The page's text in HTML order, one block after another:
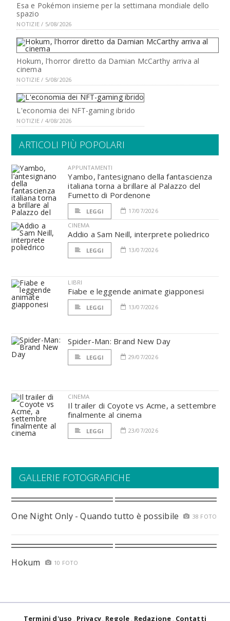
Esa e Pokémon insieme per la settimana mondiale dello
spazio
NOTIZIE / 5/08/2026
Hokum, l'horror diretto da Damian McCarthy arriva al
cinema
NOTIZIE / 5/08/2026
L'economia dei NFT-gaming ibrido
NOTIZIE / 4/08/2026
ARTICOLI PIÙ POPOLARI
APPUNTAMENTI
Yambo, l’antesignano della fantascienza
italiana torna a brillare al Palazzo del
Fumetto di Pordenone
LEGGI
17/07/2026
CINEMA
Addio a Sam Neill, interprete poliedrico
LEGGI 13/07/2026
LIBRI
Fiabe e leggende animate giapponesi
LEGGI 13/07/2026
Spider-Man: Brand New Day
LEGGI 29/07/2026
CINEMA
Il trailer di Coyote vs Acme, a settembre
finalmente al cinema
LEGGI 23/07/2026
GALLERIE FOTOGRAFICHE
One Night Only - Quando tutto è possibile 38 FOTO
Hokum 10 FOTO
Termini d'uso Privacy Regole Redazione Contatti